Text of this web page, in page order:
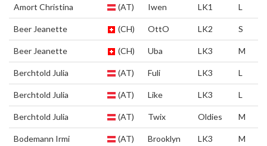
Amort Christina (AT) Iwen LK1 L
Beer Jeanette (CH) OttO LK2 S
Beer Jeanette (CH) Uba LK3 M
Berchtold Julia (AT) Fuli LK3 L
Berchtold Julia (AT) Like LK3 L
Berchtold Julia (AT) Twix Oldies M
Bodemann Irmi (AT) Brooklyn LK3 M